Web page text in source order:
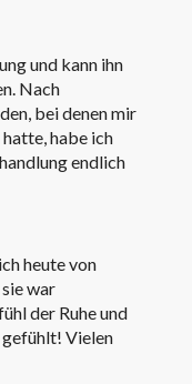
und kann ihn
Nach
bei denen mir
habe ich
endlich
heute von
war
der Ruhe und
gefühlt! Vielen